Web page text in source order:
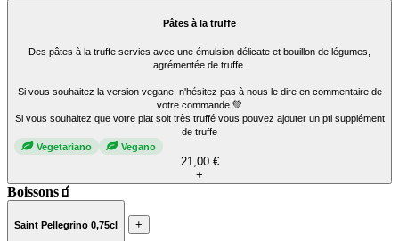
Pâtes à la truffe
Des pâtes à la truffe servies avec une émulsion délicate et bouillon de légumes,
agrémentée de truffe.
Si vous souhaitez la version vegane, n'hésitez pas à nous le dire en commentaire de
votre commande 💚
Si vous souhaitez que votre plat soit très truffé vous pouvez ajouter un pti supplément
de truffe
Vegetariano
Vegano
21,00 €
+
Boissons🧃
Saint Pellegrino 0,75cl +